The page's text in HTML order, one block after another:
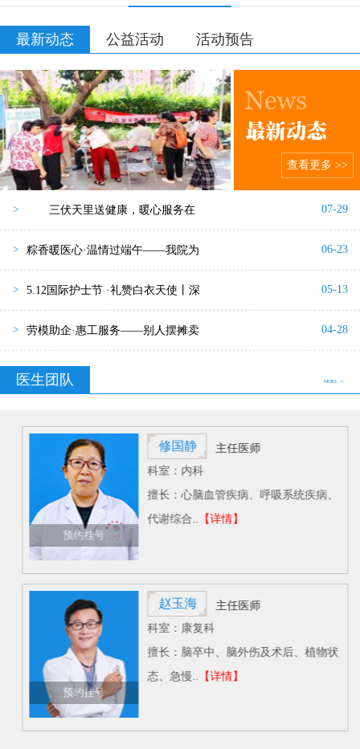
最新动态 公益活动 活动预告
查看更多 >>
> 三伏天里送健康，暖心服务在 07-29
> 粽香暖医心·温情过端午——我院为 06-23
> 5.12国际护士节 ·礼赞白衣天使丨深 05-13
> 劳模助企·惠工服务——别人摆摊卖 04-28
医生团队 MORE >>
预约挂号
修国静
主任医师
科室：内科
擅长：心脑血管疾病、呼吸系统疾病、
代谢综合..【详情】
预约挂号
赵玉海
主任医师
科室：康复科
擅长：脑卒中、脑外伤及术后、植物状
态、急慢..【详情】